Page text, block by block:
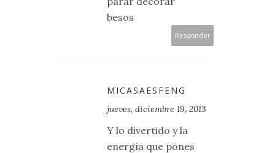
besos
Responder
MICASAESFENG
jueves, diciembre 19, 2013
Y lo divertido y la
energía que pones